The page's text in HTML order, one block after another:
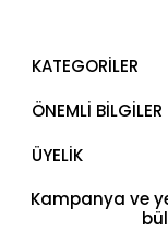
KATEGORİLER
ÖNEMLİ BİLGİLER
ÜYELİK
Kampanya ve